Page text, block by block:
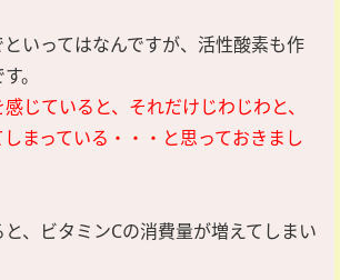
いってはなんですが、活性酸素も作
。
じていると、それだけじわじわと、
まっている・・・と思っておきまし
、ビタミンCの消費量が増えてしまい